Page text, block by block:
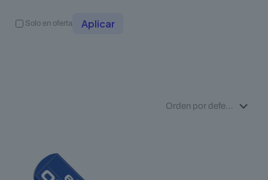
Solo en oferta Aplicar